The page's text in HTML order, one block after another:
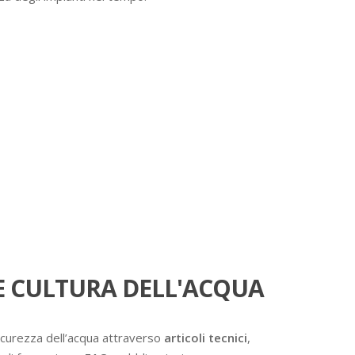
DELL'ACQUA
dell’acqua attraverso articoli tecnici,